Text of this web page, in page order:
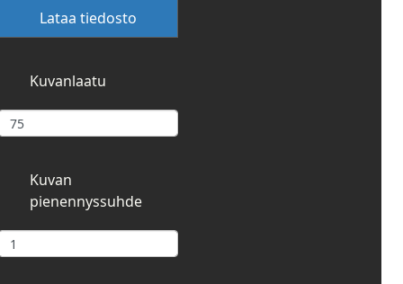
Lataa tiedosto
Kuvanlaatu
Kuvan
pienennyssuhde